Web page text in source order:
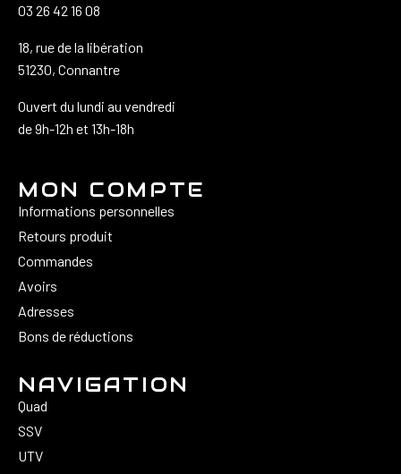
03 26 42 16 08
18, rue de la libération
51230, Connantre
Ouvert du lundi au vendredi
de 9h-12h et 13h-18h
MON COMPTE
Informations personnelles
Retours produit
Commandes
Avoirs
Adresses
Bons de réductions
NAVIGATION
Quad
SSV
UTV